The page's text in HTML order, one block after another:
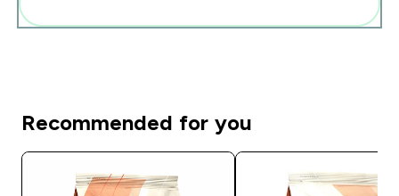
Recommended for you